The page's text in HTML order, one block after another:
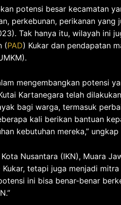
potensi besar kecamatan
perkebunan, perikanan yang
Tak hanya itu, wilayah ini
(PAD) Kukar dan pendapatan
mengembangkan potensi
Kartanegara telah
bagi warga, termasuk
kali berikan bantuan
kebutuhan mereka,” ungkap
Nusantara (IKN), Muara
tetapi juga menjadi
ini bisa benar-benar